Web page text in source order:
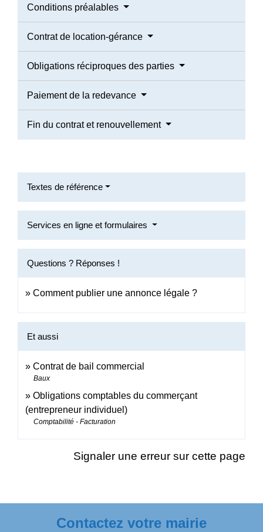
Conditions préalables
Contrat de location-gérance
Obligations réciproques des parties
Paiement de la redevance
Fin du contrat et renouvellement
Textes de référence
Services en ligne et formulaires
Questions ? Réponses !
Comment publier une annonce légale ?
Et aussi
Contrat de bail commercial
Baux
Obligations comptables du commerçant
(entrepreneur individuel)
Comptabilité - Facturation
Signaler une erreur sur cette page
Contactez votre mairie